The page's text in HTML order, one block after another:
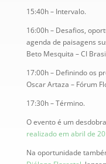
15:40h – Intervalo.
16:00h – Desafios,
agenda de paisagens
Beto Mesquita – CI
17:00h – Definindo os
Oscar Artaza – Fórum
17:30h – Término.
O evento é um
realizado em abril de
Na oportunidade